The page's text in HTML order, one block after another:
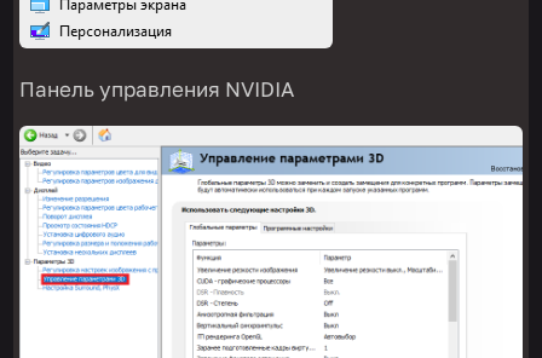
Панель управления NVIDIA